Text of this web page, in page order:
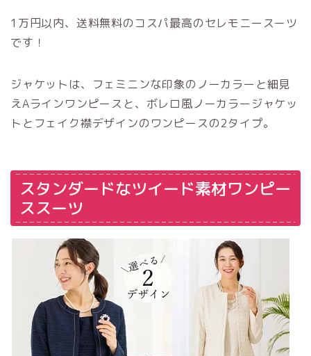
1万円以内、送料無料のコスパ最高のセレモニースーツ
です！
ジャケットは、フェミニンな印象のノーカラーと細見
えAラインワンピースと、ボレロ風ノーカラージャケッ
トとフェイク襟デザインのワンピースの2タイプ。
スタンダードなツイード素材ワンピー
ススーツ